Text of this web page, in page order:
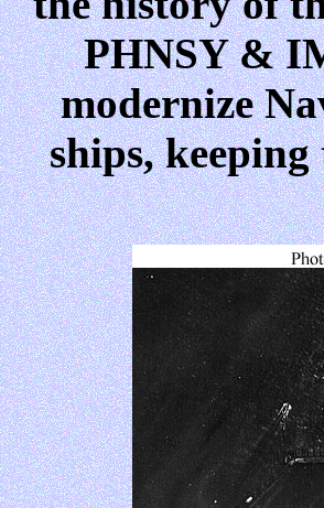
PHNSY &
modernize
ships,